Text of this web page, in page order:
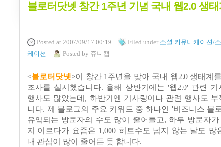
블로터닷넷 창간 1주년 기념 국내 웹2.0 생
Posted at 2007/09/17 00:19 Filed under 소셜 커뮤니케이션/
케이션
Posted by 쥬니캡
<블로터닷넷>이 창간 1주년을 맞아 국내 웹2.0 생태계
조사를 실시했습니다. 올해 상반기에는 '웹2.0' 관련
행사도 많았는데, 하반기엔 기사량이나 관련 행사도
니다. 제 블로그의 주요 키워드 중 하나인 '비즈니스 블
유입되는 방문자의 수도 많이 줄어들고, 하루 방문자가
지 이르다가 요즘은 1,000 히트수도 넘지 않는 날도 많
내 관심이 많이 줄어든 듯 합니다.